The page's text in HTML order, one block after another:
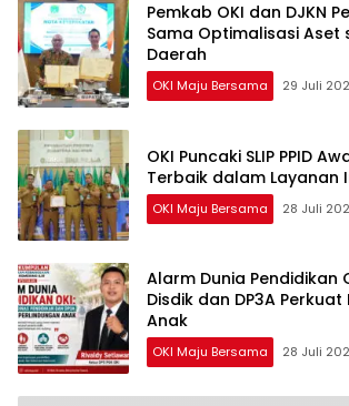
Pemkab OKI dan DJKN
Sama Optimalisasi Aset
Daerah
OKI Maju Bersama 29 Juli
OKI Puncaki SLIP PPID
Terbaik dalam Layanan
OKI Maju Bersama 28 Juli
Alarm Dunia Pendidikan
Disdik dan DP3A
Anak
OKI Maju Bersama 28 Juli